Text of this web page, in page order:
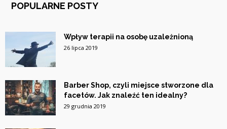
POPULARNE POSTY
Wpływ terapii na osobę uzależnioną
26 lipca 2019
Barber Shop, czyli miejsce stworzone dla
facetów. Jak znaleźć ten idealny?
29 grudnia 2019